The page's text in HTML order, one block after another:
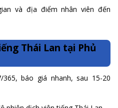
và địa điểm nhân viên đến
Thái Lan tại Phủ
báo giá nhanh, sau 15-20